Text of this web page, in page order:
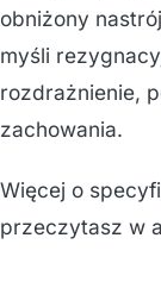
obniżony
myśli
rozdrażnienie,
zachowania.
Więcej o
przeczytasz w